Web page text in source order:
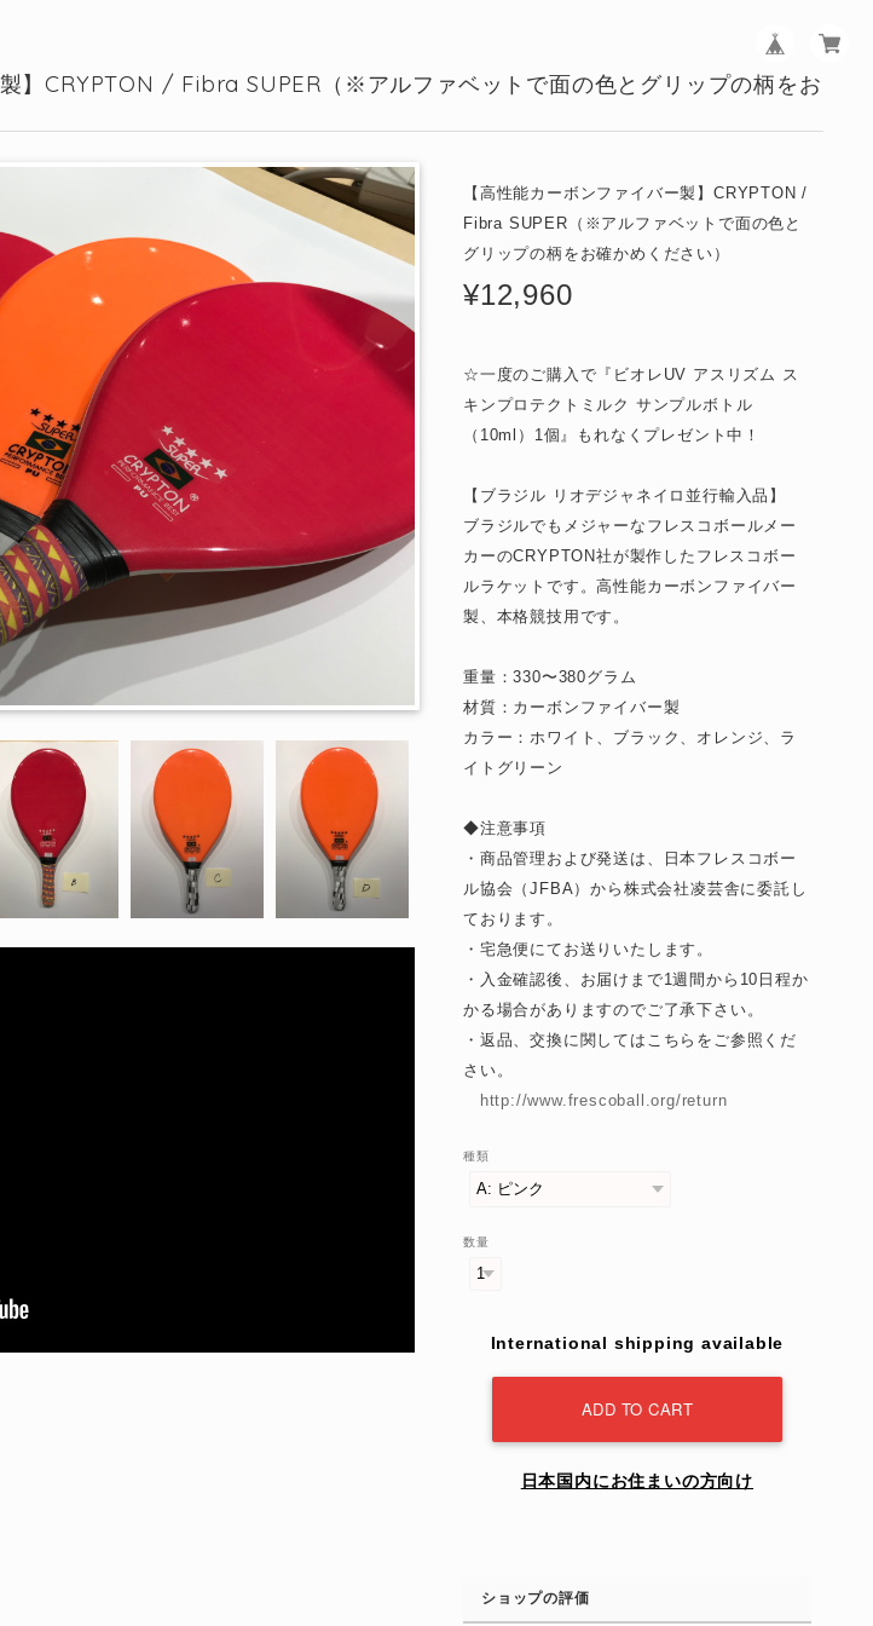
製】CRYPTON / Fibra SUPER（※アルファベットで面の色とグリップの柄をお
【高性能カーボンファイバー製】CRYPTON /
Fibra SUPER（※アルファベットで面の色と
グリップの柄をお確かめください）
¥12,960
☆一度のご購入で『ビオレUV アスリズム ス
キンプロテクトミルク サンプルボトル
（10ml）1個』もれなくプレゼント中！
【ブラジル リオデジャネイロ並行輸入品】
ブラジルでもメジャーなフレスコボールメー
カーのCRYPTON社が製作したフレスコボー
ルラケットです。高性能カーボンファイバー
製、本格競技用です。
重量：330〜380グラム
材質：カーボンファイバー製
カラー：ホワイト、ブラック、オレンジ、ラ
イトグリーン
◆注意事項
・商品管理および発送は、日本フレスコボー
ル協会（JFBA）から株式会社凌芸舎に委託し
ております。
・宅急便にてお送りいたします。
・入金確認後、お届けまで1週間から10日程か
かる場合がありますのでご了承下さい。
・返品、交換に関してはこちらをご参照くだ
さい。
http://www.frescoball.org/return
種類
数量
International shipping available
ADD TO CART
日本国内にお住まいの方向け
ショップの評価